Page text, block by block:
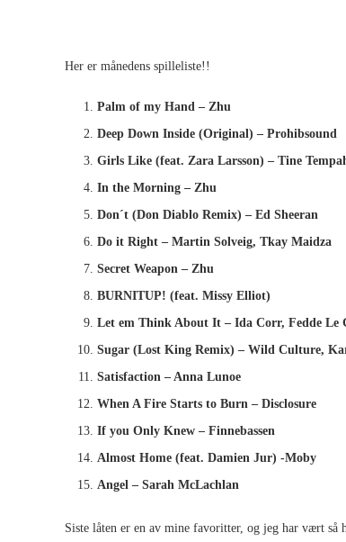
Her er månedens spilleliste!!
Palm of my Hand – Zhu
Deep Down Inside (Original) – Prohibsound
Girls Like (feat. Zara Larsson) – Tine
In the Morning – Zhu
Don´t (Don Diablo Remix) – Ed Sheeran
Do it Right – Martin Solveig, Tkay Maidza
Secret Weapon – Zhu
BURNITUP! (feat. Missy Elliot)
Let em Think About It – Ida Corr, Fedde Le
Sugar (Lost King Remix) – Wild Culture,
Satisfaction – Anna Lunoe
When A Fire Starts to Burn – Disclosure
If you Only Knew – Finnebassen
Almost Home (feat. Damien Jur) -Moby
Angel – Sarah McLachlan
Siste låten er en av mine favoritter, og jeg har vært